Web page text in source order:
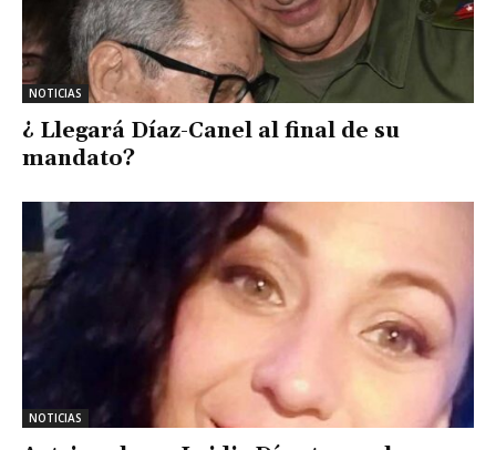
NOTICIAS
¿ Llegará Díaz-Canel al final de su
mandato?
NOTICIAS